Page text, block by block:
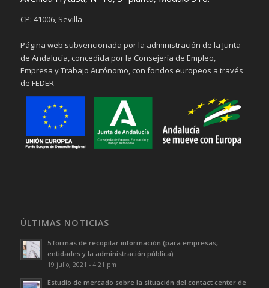
CP: 41006, Sevilla
Página web subvencionada por la administración de la Junta
de Andalucía, concedida por la Consejería de Empleo,
Empresa y Trabajo Autónomo, con fondos europeos a través
de FEDER
ÚLTIMAS NOTICIAS
5 formas de recopilar información (para empresas,
entidades y la administración pública)
19 julio, 2021 - 4:21 pm
Estudio de mercado sobre la situación del contact center de